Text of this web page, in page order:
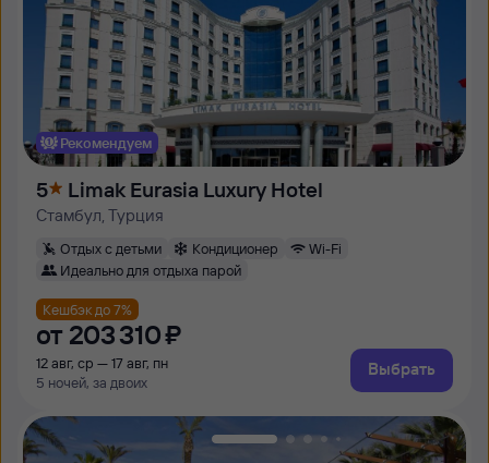
Рекомендуем
5 Limak Eurasia Luxury Hotel
Стамбул, Турция
Отдых с детьми Кондиционер
Wi-Fi
Идеально для отдыха парой
Кешбэк до 7%
от 203 ⁠310 ⁠₽
12 авг, ср — 17 авг, пн
5 ночей, за двоих
Выбрать